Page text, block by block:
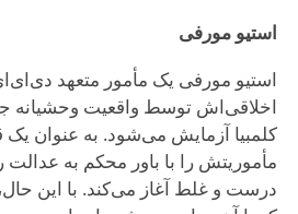
استیو مورفی
استیو مورفی یک مأمور متعهد
اخلاقی‌اش توسط واقعیت وحشیانه
کلمبیا آزمایش می‌شود. به عنوان یک
مأموریتش را با باور محکم به
درست و غلط آغاز می‌کند. با این